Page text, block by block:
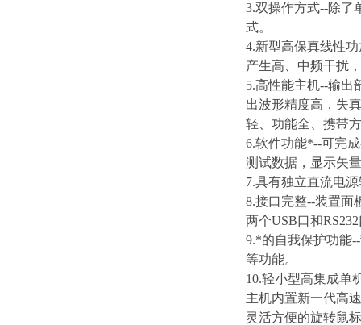
3.双操作方式--除了
式。
4.新型高保真线性
产生高、中频干扰
5.高性能主机--输出
出波形精度高，失
轻、功能全、携带
6.软件功能*--可完
测试数据，显示矢
7.具有独立直流电
8.接口完整--装置面
两个USB口和
9.*的自我保护功能
等功能。
10.轻小型高集成单
主机内置新一代高
灵活方便的旋转鼠